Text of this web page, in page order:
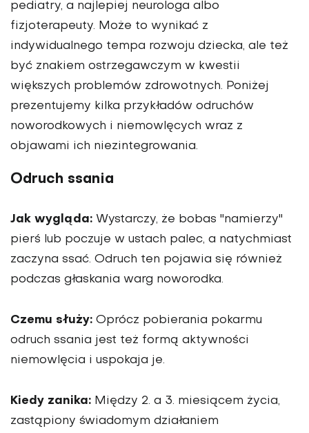
pediatry, a najlepiej neurologa albo
fizjoterapeuty. Może to wynikać z
indywidualnego tempa rozwoju dziecka, ale też
być znakiem ostrzegawczym w kwestii
większych problemów zdrowotnych. Poniżej
prezentujemy kilka przykładów odruchów
noworodkowych i niemowlęcych wraz z
objawami ich niezintegrowania.
Odruch ssania
Jak wygląda: Wystarczy, że bobas "namierzy"
pierś lub poczuje w ustach palec, a natychmiast
zaczyna ssać. Odruch ten pojawia się również
podczas głaskania warg noworodka.
Czemu służy: Oprócz pobierania pokarmu
odruch ssania jest też formą aktywności
niemowlęcia i uspokaja je.
Kiedy zanika: Między 2. a 3. miesiącem życia,
zastąpiony świadomym działaniem